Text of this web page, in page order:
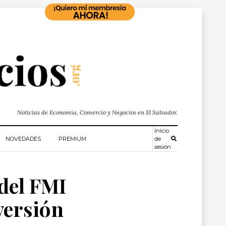
Noticias de Economía, Comercio y Negocios en El Salvador.
NOVEDADES PREMIUM
Inicio
de
sesión
FMI